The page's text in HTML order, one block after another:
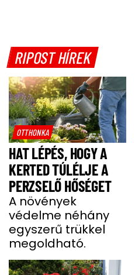
RIPOST HÍREK
OTTHONKA
HAT LÉPÉS, HOGY A
KERTED TÚLÉLJE A
PERZSELŐ HŐSÉGET
A növények
védelme néhány
egyszerű trükkel
megoldható.